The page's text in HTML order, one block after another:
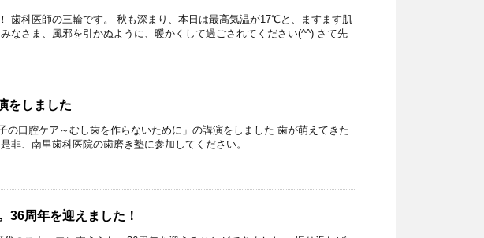
歯科医師の三輪です。 秋も深まり、本日は最高気温が17℃と、ますます肌
なさま、風邪を引かぬように、暖かくして過ごされてください(⁠^⁠^⁠) さて先
をしました
の口腔ケア～むし歯を作らないために」の講演をしました 歯が萌えてきた
非、南里歯科医院の歯磨き塾に参加してください。
36周年を迎えました！